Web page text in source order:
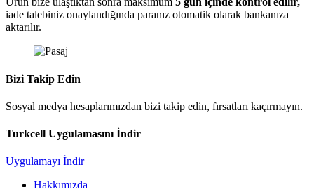
iade talebiniz onaylandığında paranız otomatik olarak bankanıza
aktarılır.
Bizi Takip Edin
Sosyal medya hesaplarımızdan bizi takip edin, fırsatları kaçırmayın.
Turkcell Uygulamasını İndir
Uygulamayı İndir
Hakkımızda